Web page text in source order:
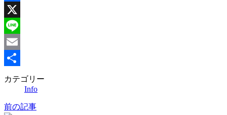
Facebook
X
Line
Email
共
カテゴリー
Info
前の記事